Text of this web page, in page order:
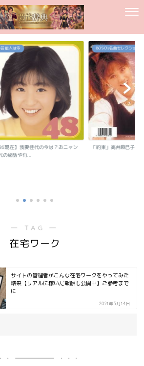
芸能人は今
現在】我妻佳代の今は？おニャン
の秘話や有...
80`90's名曲セレクション
「約束」高井麻巳子
― TAG ―
在宅ワーク
サイトの管理者がこんな在宅ワークをやってみた
結果【リアルに稼いだ報酬も公開中】ご参考まで
に
2021年3月14日